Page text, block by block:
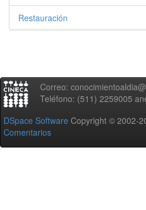
Restauración
Correo:
Teléfono: (511) 2259005
DSpace Software Copyright © 2002-
Comentarios